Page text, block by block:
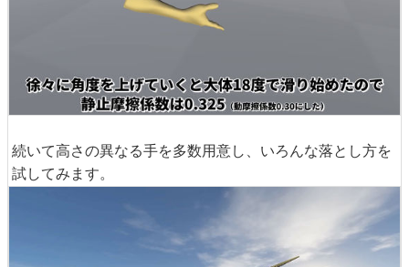
続いて高さの異なる手を多数用意し、いろんな落とし方を
試してみます。